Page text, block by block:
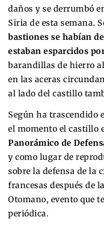
daños y se derrumbó
Siria de esta semana.
bastiones se habían
estaban esparcidos
barandillas de hierro
en las aceras
al lado del castillo
Según ha trascendido
el momento el castillo
Panorámico de
y como lugar de
sobre la defensa de la
francesas después de
Otomano, evento que
periódica.